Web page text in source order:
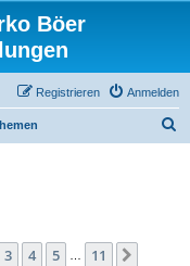
Böer
Anmelden
Registrieren
11
3 4 5 11